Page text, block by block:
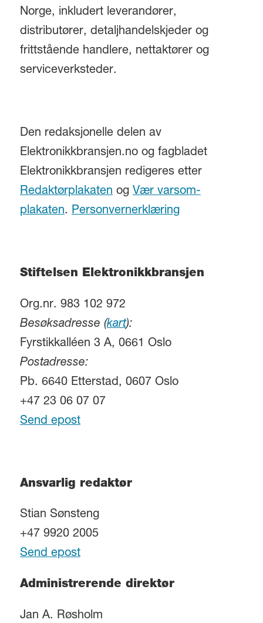
Norge, inkludert leverandører,
distributører, detaljhandelskjeder og
frittstående handlere, nettaktører og
serviceverksteder.
Den redaksjonelle delen av
Elektronikkbransjen.no og fagbladet
Elektronikkbransjen redigeres etter
Redaktørplakatenog Vær varsom-
plakaten. Personvernerklæring
Stiftelsen Elektronikkbransjen
Org.nr. 983 102 972
Besøksadresse (kart):
Fyrstikkalléen 3 A, 0661 Oslo
Postadresse:
Pb. 6640 Etterstad, 0607 Oslo
+47 23 06 07 07
Send epost
Ansvarlig redaktør
Stian Sønsteng
+47 9920 2005
Send epost
Administrerende direktør
Jan A. Røsholm